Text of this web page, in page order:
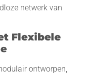
netwerk van
Flexibele
ontworpen,